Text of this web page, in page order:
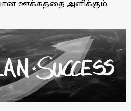
ஊக்கத்தை அளிக்கும்.